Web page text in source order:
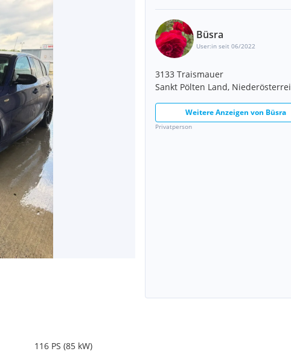
Büsra
User:in seit 06/2022
3133 Traismauer
Sankt Pölten Land,
Weitere Anzeigen von Büsra
Privatperson
116 PS (85 kW)